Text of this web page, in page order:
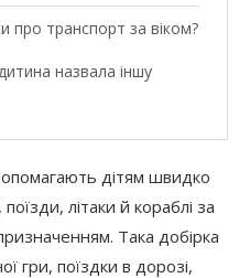
про транспорт за віком?
назвала іншу
загадки про машини,
такі загадки?
корисні для
дітям швидко
літаки й кораблі за
Така добірка
гри, поїздки в дорозі,